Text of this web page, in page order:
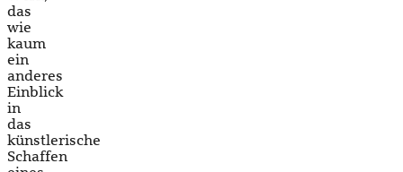
das
wie
kaum
ein
anderes
Einblick
in
das
künstlerische
Schaffen